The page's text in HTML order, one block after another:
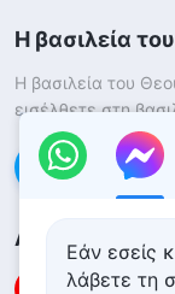
Η βασιλεία
Η βασιλεία του
εισέλθετε στη
Ακολουθήστε
Εάν εσείς
λάβετε τη